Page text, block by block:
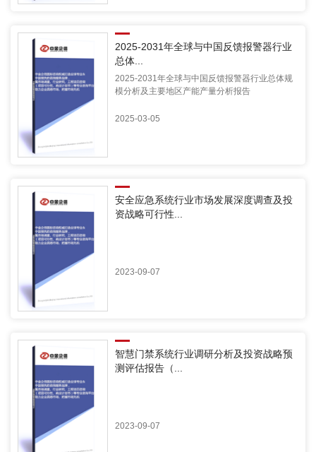
2025-2031年全球与中国反馈报警器行业
总体...
2025-2031年全球与中国反馈报警器行业总体规
模分析及主要地区产能产量分析报告
2025-03-05
安全应急系统行业市场发展深度调查及投
资战略可行性...
2023-09-07
智慧门禁系统行业调研分析及投资战略预
测评估报告（...
2023-09-07